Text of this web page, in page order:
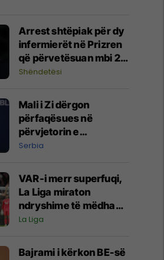
​Arrest shtëpiak për dy
infermierët në Prizren
që përvetësuan mbi 2
mijë euro
Shëndetësi
Mali i Zi dërgon
përfaqësues në
përvjetorin e
Operacionit “Stuhia”,
Serbia
VAR-i merr superfuqi,
La Liga miraton
ndryshime të mëdha
në rregullat për
La Liga
Bajrami i kërkon BE-së